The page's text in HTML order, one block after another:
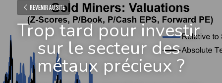
Revenir au site
Trop tard pour investir
sur le secteur des
métaux précieux ?